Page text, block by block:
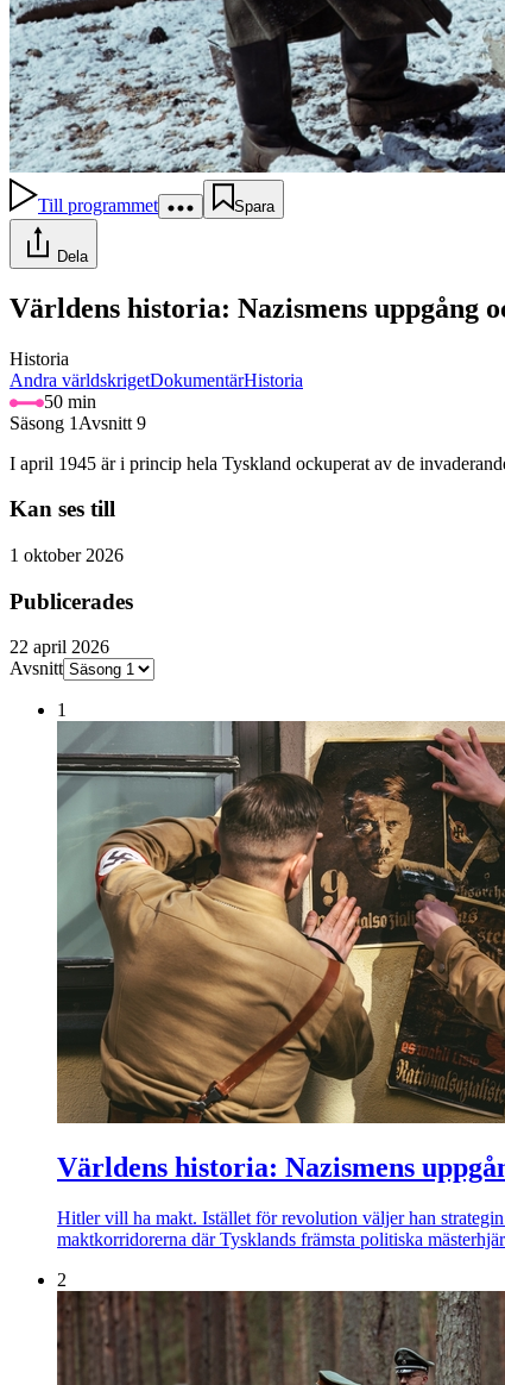
Till programmet Spara
Dela
Världens historia: Nazismens uppgång
Historia
Andra världskrigetDokumentärHistoria
50 min
Säsong 1 Avsnitt 9
I april 1945 är i princip hela Tyskland ockuperat av de
Kan ses till
1 oktober 2026
Publicerades
22 april 2026
Avsnitt
1
Världens historia: Nazismens
Hitler vill ha makt. Istället för revolution väljer han
maktkorridorerna där Tysklands främsta politiska
2